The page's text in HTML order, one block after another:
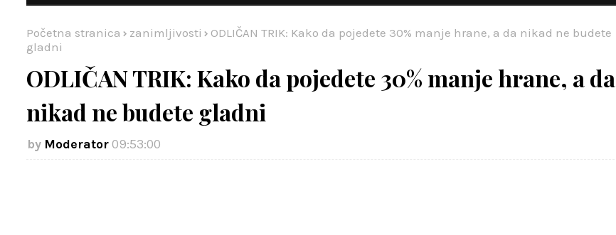
Početna stranica zanimljivosti
ODLIČAN TRIK: Kako da pojedete 30% manje hrane, a da nikad ne budete
gladni
ODLIČAN TRIK: Kako da pojedete 30% manje hrane, a da
nikad ne budete gladni
Moderator09:53:00